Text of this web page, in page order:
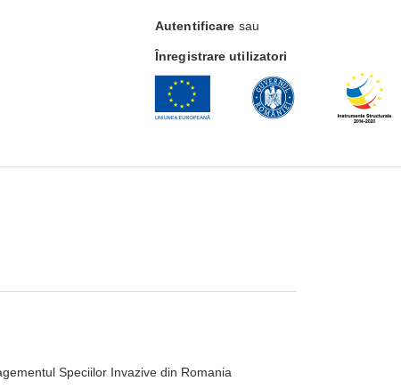
Autentificare sau
Înregistrare utilizatori
Speciilor Invazive din Romania